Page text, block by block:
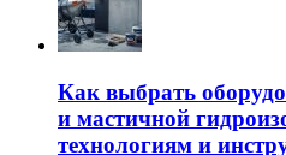
Как выбрать
и мастичной
технологиям и